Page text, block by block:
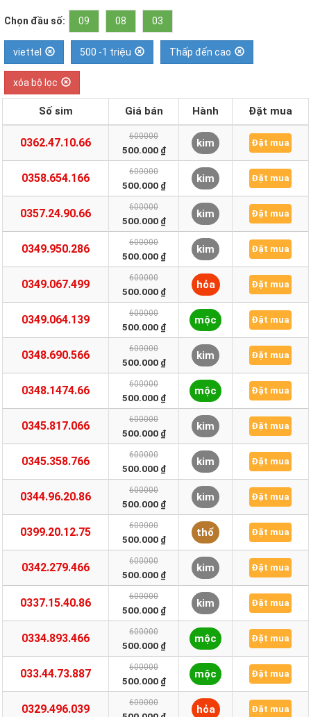
Chọn đầu số: 09 08 03
viettel 500 -1 triệu Thấp đến cao
xóa bộ lọc
Số sim Giá bán Hành Đặt mua
0362.47.10.66 600000
500.000 ₫
kim Đặt mua
0358.654.166 600000
500.000 ₫
kim Đặt mua
0357.24.90.66 600000
500.000 ₫
kim Đặt mua
0349.950.286 600000
500.000 ₫
kim Đặt mua
0349.067.499 600000
500.000 ₫
hỏa Đặt mua
0349.064.139 600000
500.000 ₫
mộc Đặt mua
0348.690.566 600000
500.000 ₫
kim Đặt mua
0348.1474.66 600000
500.000 ₫
mộc Đặt mua
0345.817.066 600000
500.000 ₫
kim Đặt mua
0345.358.766 600000
500.000 ₫
kim Đặt mua
0344.96.20.86 600000
500.000 ₫
kim Đặt mua
0399.20.12.75 600000
500.000 ₫
thổ Đặt mua
0342.279.466 600000
500.000 ₫
kim Đặt mua
0337.15.40.86 600000
500.000 ₫
kim Đặt mua
0334.893.466 600000
500.000 ₫
mộc Đặt mua
033.44.73.887 600000
500.000 ₫
mộc Đặt mua
0329.496.039 600000
hỏa Đặt mua